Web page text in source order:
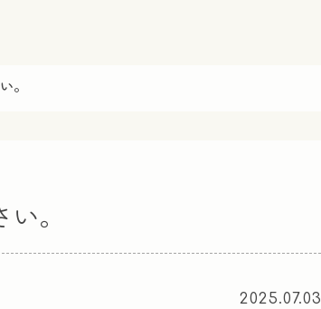
。
。
2025.07.03